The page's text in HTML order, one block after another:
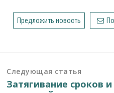
Предложить новость
Следующая статья
Затягивание сроков